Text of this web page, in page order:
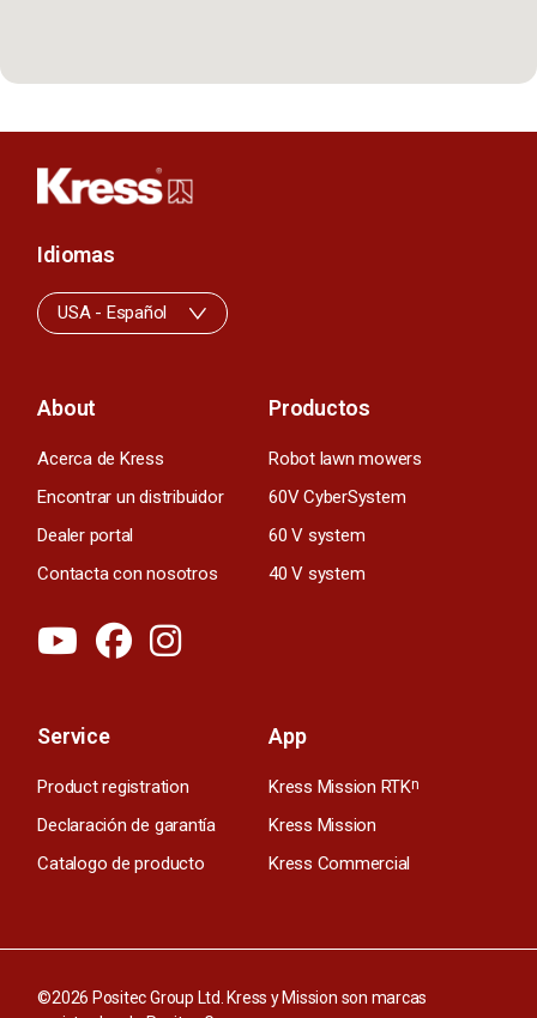
About
Acerca de Kress
Encontrar un distribuidor
Dealer portal
Contacta con nosotros
Productos
Robot lawn mowers
60V CyberSystem
60 V system
40 V system
Service
Product registration
Declaración de garantía
Catalogo de producto
App
Kress Mission RTKn
Kress Mission
Kress Commercial
Idiomas
USA - Español
©2026 Positec Group Ltd. Kress y Mission son marcas